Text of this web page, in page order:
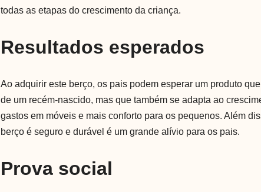
todas as etapas do crescimento da criança.
Resultados esperados
Ao adquirir este berço, os pais podem esperar um produto
de um recém-nascido, mas que também se adapta ao
gastos em móveis e mais conforto para os pequenos. Além
berço é seguro e durável é um grande alívio para os pais.
Prova social